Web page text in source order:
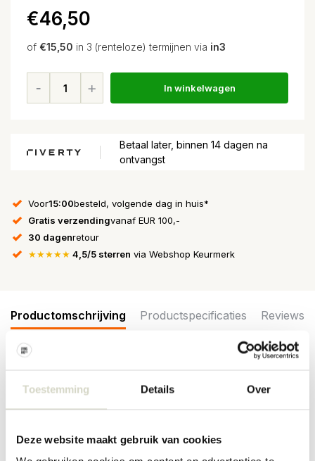
Toestemming Details Over
Deze website maakt gebruik van cookies
€46,50
of €15,50 in 3 (renteloze) termijnen via in3
In winkelwagen
Betaal later, binnen 14 dagen na
ontvangst
Voor15:00besteld, volgende dag in huis*
Gratis verzendingvanaf EUR 100,-
30 dagenretour
★★★★★ 4,5/5 sterren via Webshop Keurmerk
Productomschrijving Productspecificaties Reviews
beschikbaar in verschillende varianten. Ook leuk om met elkaar te
Materiaal: mdf, eikenfineer, plexiglas